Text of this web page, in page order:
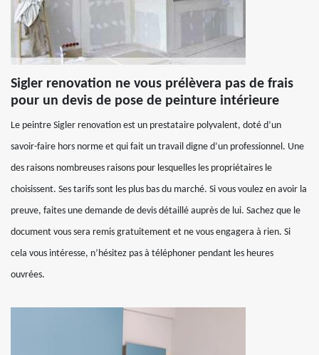
Sigler renovation ne vous prélèvera pas de frais
pour un devis de pose de peinture intérieure
Le peintre Sigler renovation est un prestataire polyvalent, doté d’un
savoir-faire hors norme et qui fait un travail digne d’un professionnel. Une
des raisons nombreuses raisons pour lesquelles les propriétaires le
choisissent. Ses tarifs sont les plus bas du marché. Si vous voulez en avoir la
preuve, faites une demande de devis détaillé auprès de lui. Sachez que le
document vous sera remis gratuitement et ne vous engagera à rien. Si
cela vous intéresse, n’hésitez pas à téléphoner pendant les heures
ouvrées.